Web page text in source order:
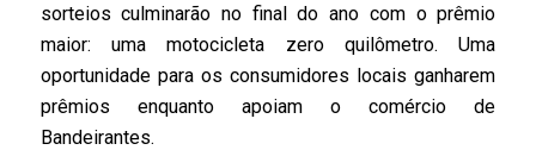
sorteios culminarão no final do ano com o prêmio
maior: uma motocicleta zero quilômetro. Uma
oportunidade para os consumidores locais ganharem
prêmios enquanto apoiam o comércio de
Bandeirantes.